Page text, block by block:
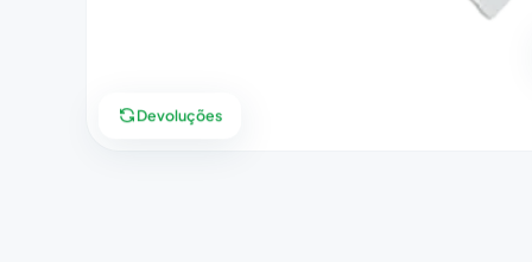
Devoluções